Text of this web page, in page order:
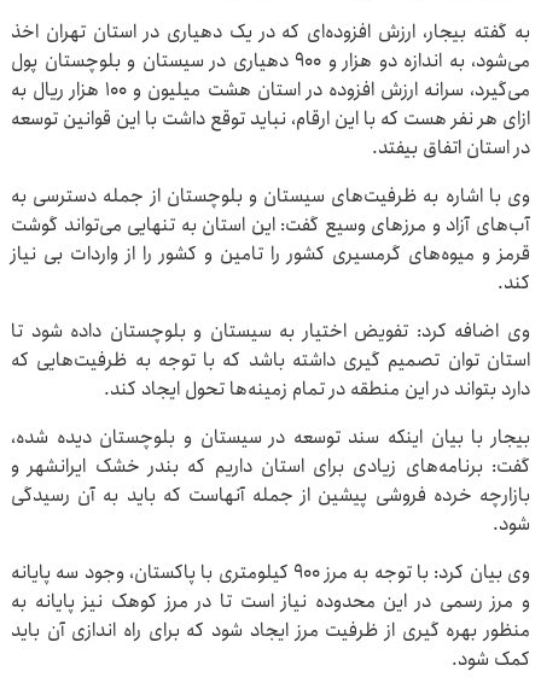
به گفته بیجار، ارزش افزوده‌ای که در یک دهیاری در استان تهران اخذ
می‌شود، به اندازه دو هزار و ۹۰۰ دهیاری در سیستان و بلوچستان پول
می‌گیرد، سرانه ارزش افزوده در استان هشت میلیون و ۱۰۰ هزار ریال به
ازای هر نفر هست که با این ارقام، نباید توقع داشت با این قوانین توسعه
در استان اتفاق بیفتد.
وی با اشاره به ظرفیت‌های سیستان و بلوچستان از جمله دسترسی به
آب‌های آزاد و مرزهای وسیع گفت: این استان به تنهایی می‌تواند گوشت
قرمز و میوه‌های گرمسیری کشور را تامین و کشور را از واردات بی نیاز
کند.
وی اضافه کرد: تفویض اختیار به سیستان و بلوچستان داده شود تا
استان توان تصمیم گیری داشته باشد که با توجه به ظرفیت‌هایی که
دارد بتواند در این منطقه در تمام زمینه‌ها تحول ایجاد کند.
بیجار با بیان اینکه سند توسعه در سیستان و بلوچستان دیده شده،
گفت: برنامه‌های زیادی برای استان داریم که بندر خشک ایرانشهر و
بازارچه خرده فروشی پیشین از جمله آنهاست که باید به آن رسیدگی
شود.
وی بیان کرد: با توجه به مرز ۹۰۰ کیلومتری با پاکستان، وجود سه پایانه
و مرز رسمی در این محدوده نیاز است تا در مرز کوهک نیز پایانه به
منظور بهره گیری از ظرفیت مرز ایجاد شود که برای راه اندازی آن باید
کمک شود.